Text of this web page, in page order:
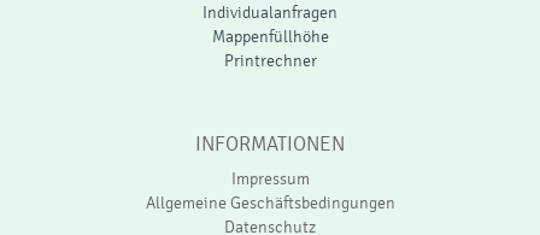
Individualanfragen
Mappenfüllhöhe
Printrechner
INFORMATIONEN
Impressum
Allgemeine Geschäftsbedingungen
Datenschutz